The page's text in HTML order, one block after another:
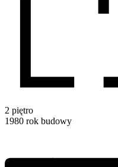
2 piętro
1980 rok budowy